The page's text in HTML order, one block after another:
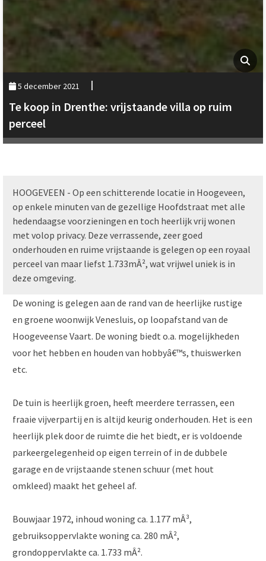
5 december 2021
Te koop in Drenthe: vrijstaande villa op ruim
perceel
HOOGEVEEN - Op een schitterende locatie in Hoogeveen,
op enkele minuten van de gezellige Hoofdstraat met alle
hedendaagse voorzieningen en toch heerlijk vrij wonen
met volop privacy. Deze verrassende, zeer goed
onderhouden en ruime vrijstaande is gelegen op een royaal
perceel van maar liefst 1.733mÂ², wat vrijwel uniek is in
deze omgeving.
De woning is gelegen aan de rand van de heerlijke rustige
en groene woonwijk Venesluis, op loopafstand van de
Hoogeveense Vaart. De woning biedt o.a. mogelijkheden
voor het hebben en houden van hobbyâ€™s, thuiswerken
etc.
De tuin is heerlijk groen, heeft meerdere terrassen, een
fraaie vijverpartij en is altijd keurig onderhouden. Het is een
heerlijk plek door de ruimte die het biedt, er is voldoende
parkeergelegenheid op eigen terrein of in de dubbele
garage en de vrijstaande stenen schuur (met hout
omkleed) maakt het geheel af.
Bouwjaar 1972, inhoud woning ca. 1.177 mÂ³,
gebruiksoppervlakte woning ca. 280 mÂ²,
grondoppervlakte ca. 1.733 mÂ².